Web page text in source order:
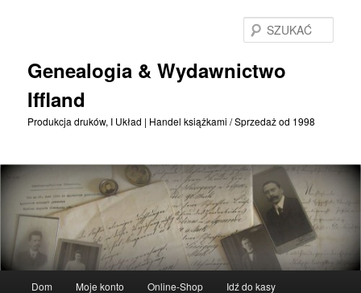
Genealogia & Wydawnictwo
Iffland
Produkcja druków, I Układ | Handel książkami / Sprzedaż od 1998
Dom Moje konto Online-Shop Idź do kasy